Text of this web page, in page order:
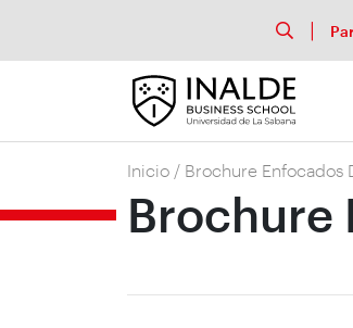
Inicio / Brochure Enfocados
Brochure